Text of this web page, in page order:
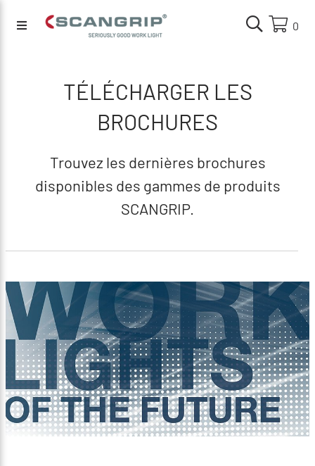
0
TÉLÉCHARGER LES
BROCHURES
Trouvez les dernières brochures
disponibles des gammes de produits
SCANGRIP.
Find out more about SCANGRIP in our